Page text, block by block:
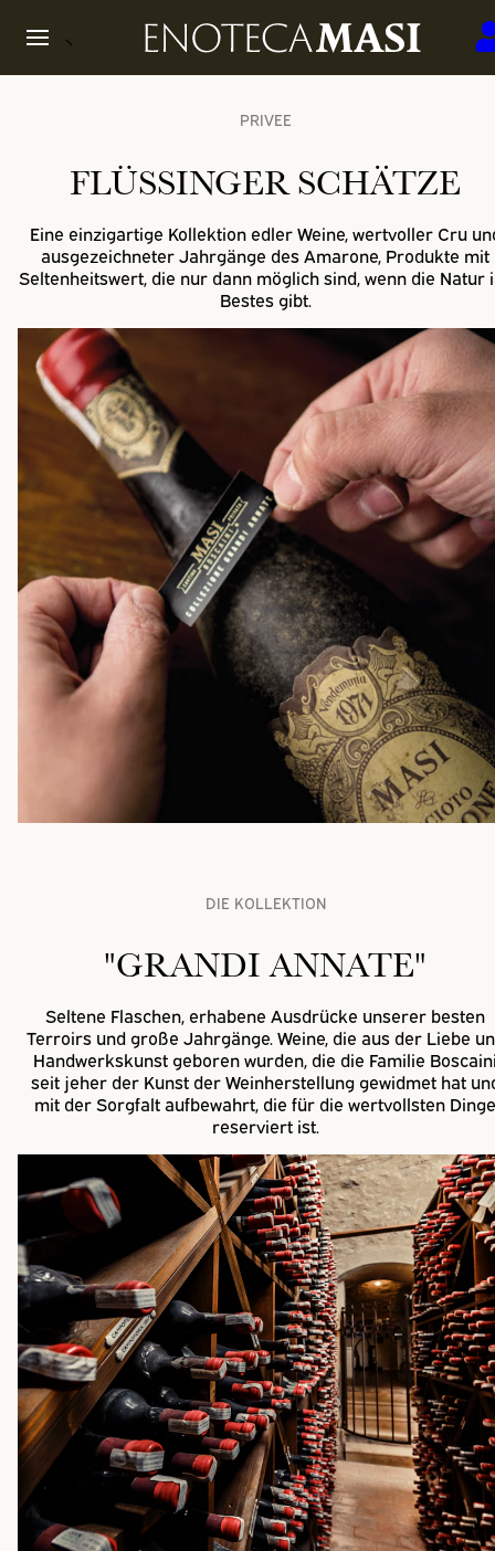
PRIVEE
FLÜSSINGER SCHÄTZE
Eine einzigartige Kollektion edler Weine, wertvoller Cru
ausgezeichneter Jahrgänge des Amarone, Produkte mit
Seltenheitswert, die nur dann möglich sind, wenn die Natur
Bestes gibt.
DIE KOLLEKTION
"GRANDI ANNATE"
Seltene Flaschen, erhabene Ausdrücke unserer besten
Terroirs und große Jahrgänge. Weine, die aus der Liebe
Handwerkskunst geboren wurden, die die Familie
seit jeher der Kunst der Weinherstellung gewidmet hat
mit der Sorgfalt aufbewahrt, die für die wertvollsten Dinge
reserviert ist.